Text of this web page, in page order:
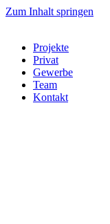
Zum Inhalt springen
Projekte
Privat
Gewerbe
Team
Kontakt